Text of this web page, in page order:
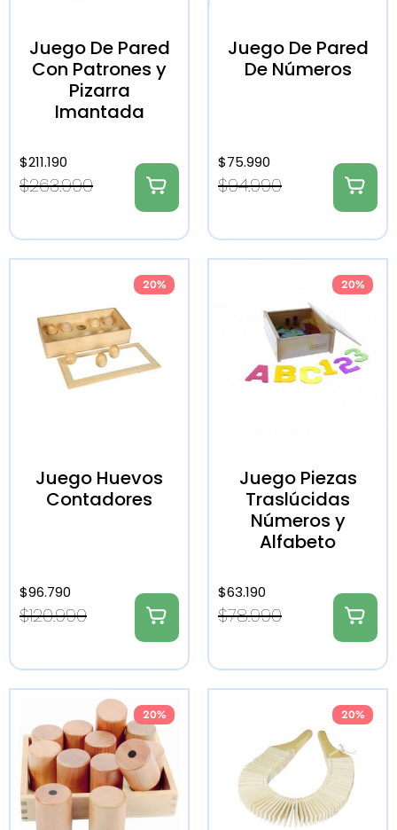
Juego De Pared
Con Patrones y
Pizarra
Imantada
$263.990
$211.190
Juego De Pared
De Números
$94.990
$75.990
20%
Juego Huevos
Contadores
$120.990
$96.790
20%
Juego Piezas
Traslúcidas
Números y
Alfabeto
$78.990
$63.190
20% 20%